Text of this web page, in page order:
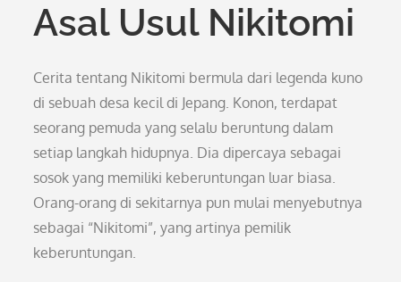
Asal Usul Nikitomi
Cerita tentang Nikitomi bermula dari legenda kuno
di sebuah desa kecil di Jepang. Konon, terdapat
seorang pemuda yang selalu beruntung dalam
setiap langkah hidupnya. Dia dipercaya sebagai
sosok yang memiliki keberuntungan luar biasa.
Orang-orang di sekitarnya pun mulai menyebutnya
sebagai “Nikitomi”, yang artinya pemilik
keberuntungan.